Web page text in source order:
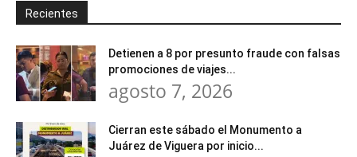
Recientes
Detienen a 8 por presunto fraude con falsas
promociones de viajes...
agosto 7, 2026
Cierran este sábado el Monumento a
Juárez de Viguera por inicio...